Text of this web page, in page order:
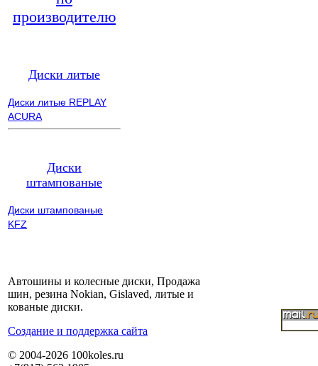
производителю
Диски литые
Диски литые REPLAY
ACURA
Диски
штампованые
Диски штампованые
KFZ
Автошины и колесные диски, Продажа
шин, резина Nokian, Gislaved, литые и
кованые диски.
Cоздание и поддержка сайта
© 2004-2026 100koles.ru